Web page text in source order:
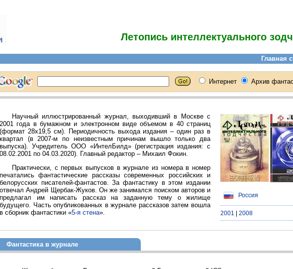
Летопись интеллектуального
Россия
2001 2008
Научный иллюстрированный журнал, выходивший в Москве с
2001 года в бумажном и электронном виде объемом в 40 страниц
(формат 28х19,5 см). Периодичность выхода издания – один раз в
квартал (в 2007-м по неизвестным причинам вышло только два
выпуска). Учредитель ООО «ИнтелБилд» (регистрация издания: с
08.02.2001 по 04.03.2020). Главный редактор – Михаил Фокин.
Практически, с первых выпусков в журнале из номера в номер
печатались фантастические рассказы современных российских и
белорусских писателей-фантастов. За фантастику в этом издании
отвечал Андрей Щербак-Жуков. Он же занимался поиском авторов и
предлагал им написать рассказ на заданную тему о жилище
будущего. Часть опубликованных в журнале рассказов затем вошла
в сборник фантастики «5-я стена».
Фантастика в журнале